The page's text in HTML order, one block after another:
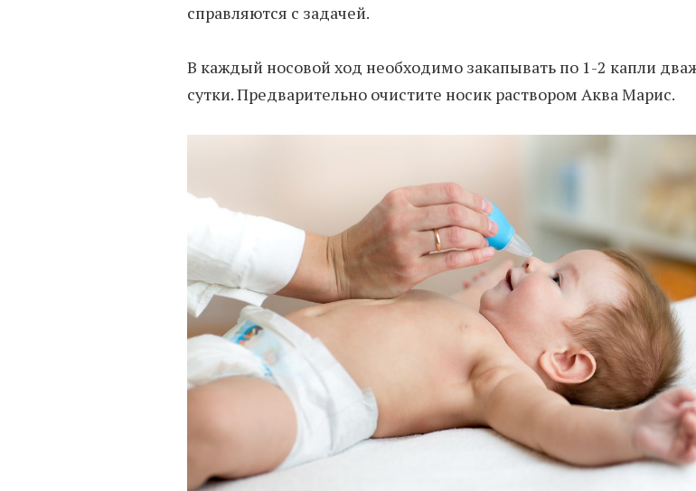
справляются с задачей.
В каждый носовой ход необходимо закапывать по 1-2 капли
сутки. Предварительно очистите носик раствором Аква Марис.